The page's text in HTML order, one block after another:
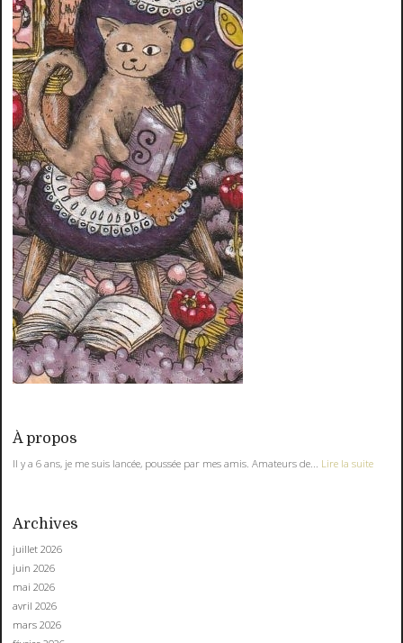
À propos
Il y a 6 ans, je me suis lancée, poussée par mes amis. Amateurs de... Lire la suite
Archives
juillet 2026
juin 2026
mai 2026
avril 2026
mars 2026